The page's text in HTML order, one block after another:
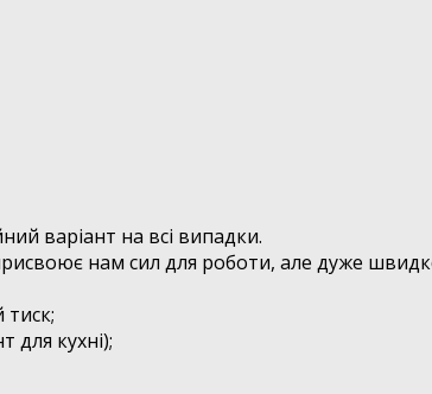
варіант на всі випадки.
нам сил для роботи, але дуже
тиск;
для кухні);